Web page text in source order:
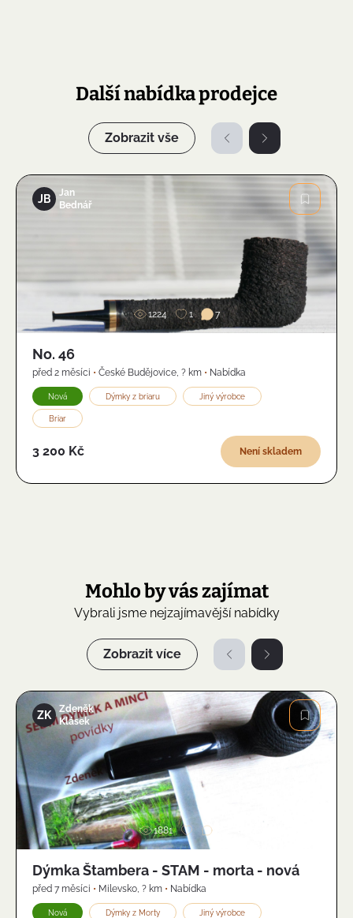
Další nabídka prodejce
Zobrazit vše
JB
Jan
Bednář
1224 1 7
No. 46
před 2 měsíci • České Budějovice, ? km • Nabídka
Nová Dýmky z briaru Jiný výrobce
Briar
3 200 Kč Není skladem
Mohlo by vás zajímat
Vybrali jsme nejzajímavější nabídky
Zobrazit více
Obrázek
ZK
Zdeněk
Klásek
1881
Dýmka Štambera - STAM - morta - nová
před 7 měsíci • Milevsko, ? km • Nabídka
Nová Dýmky z Morty Jiný výrobce